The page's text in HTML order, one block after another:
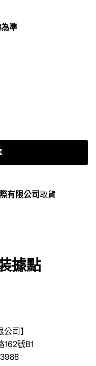
準
有限公司取貨
據點
司】
162號B1